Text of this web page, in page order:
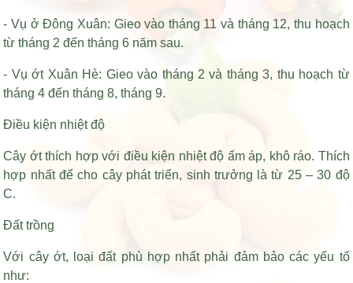
- Vụ ở Đông Xuân: Gieo vào tháng 11 và tháng 12, thu hoạch
từ tháng 2 đến tháng 6 năm sau.
- Vụ ớt Xuân Hè: Gieo vào tháng 2 và tháng 3, thu hoạch từ
tháng 4 đến tháng 8, tháng 9.
Điều kiện nhiệt độ
Cây ớt thích hợp với điều kiện nhiệt độ ấm áp, khô ráo. Thích
hợp nhất để cho cây phát triển, sinh trưởng là từ 25 – 30 độ
C.
Đất trồng
Với cây ớt, loại đất phù hợp nhất phải đảm bảo các yếu tố
như: